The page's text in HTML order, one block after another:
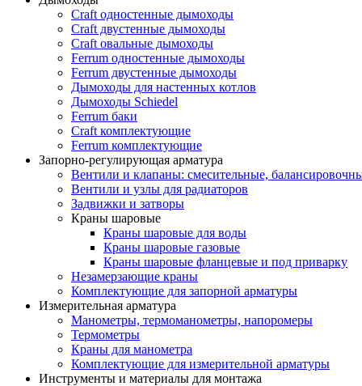
Craft одностенные дымоходы
Craft двустенные дымоходы
Craft овальные дымоходы
Ferrum одностенные дымоходы
Ferrum двустенные дымоходы
Дымоходы для настенных котлов
Дымоходы Schiedel
Ferrum баки
Craft комплектующие
Ferrum комплектующие
Запорно-регулирующая арматура
Вентили и клапаны: смесительные,
Вентили и узлы для радиаторов
Задвижки и затворы
Краны шаровые
Краны шаровые для воды
Краны шаровые газовые
Краны шаровые фланцевые и под приварку
Незамерзающие краны
Комплектующие для запорной арматуры
Измерительная арматура
Манометры, термоманометры, напоромеры
Термометры
Краны для манометра
Комплектующие для измерительной арматуры
Инструменты и материалы для монтажа